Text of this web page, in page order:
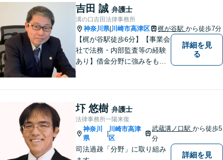
弁護を進めてまいります。ま
ずはお気軽にご相談くださ
い。
吉田 誠 弁護士
溝の口吉田法律事務所
神奈川県| 川崎市高津区 梶が谷駅 から徒歩7分
【梶が谷駅徒歩6分】【事業会
社で法務・内部監査等の経験
あり】借金分野に強みをも
作りに尽力しています。【初
回無料相談】【東京・神奈川
エリア】
詳細を見
る
圷 悠樹 弁護士
法律事務所一陽来復
神奈川
県
川崎市高津
区
武蔵溝ノ口駅から徒歩5
分
司法過疎「分野」に取り組み
詳細を見